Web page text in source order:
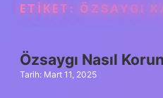
ETIKET: ÖZSAYGI
Özsaygı Nasıl
Tarih: Mart 11, 2025